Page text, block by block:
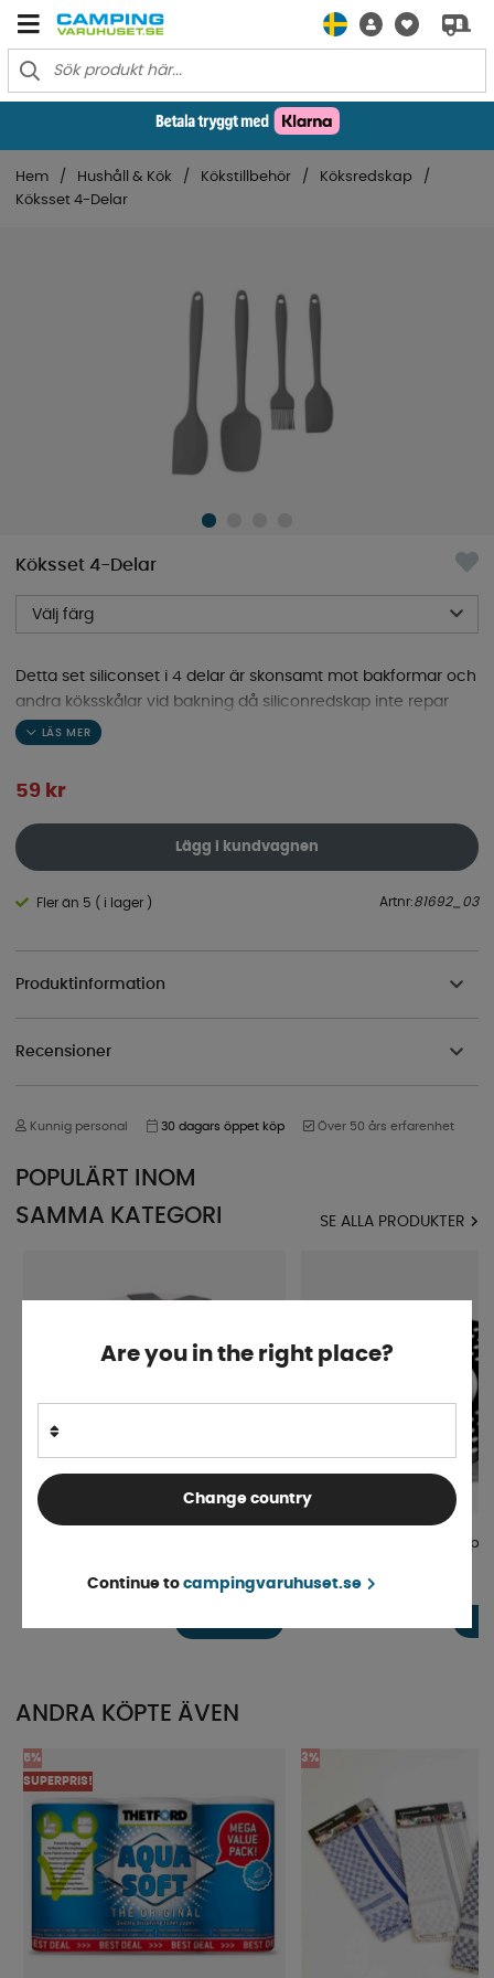
Hem Hushåll & Kök Kökstillbehör
Köksredskap
Köksset 4-Delar
Köksset 4-Delar
Välj färg
Detta set siliconset i 4 delar är skonsamt mot bakformar och
andra köksskålar vid bakning då siliconredskap inte repar
eller gör märken.
59 kr
Lägg i kundvagnen
Fler än 5 ( i lager ) Artnr:81692_03
Produktinformation
Recensioner
Kunnig personal 30 dagars öppet köp Över 50 års erfarenhet
POPULÄRT INOM
SAMMA KATEGORI
SE ALLA PRODUKTER
4-9 dagar
Omnia Perforerad
Finns i lager
ANDRA KÖPTE ÄVEN
5%
SUPERPRIS!
3%
Are you in the right place?
Change country
Continue to campingvaruhuset.se